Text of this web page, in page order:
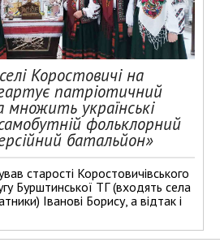
Коростовичі на
патріотичний
українські
фольклорний
батальйон»
старості Коростовичівського
Бурштинської ТГ (входять села
Іванові Борису, а відтак і